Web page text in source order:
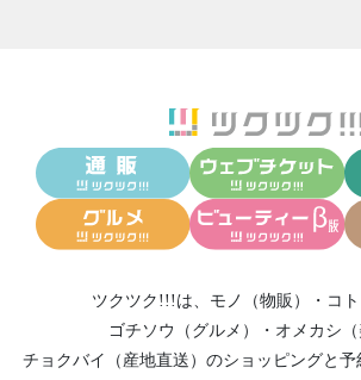
ツクツク!!!は、 モノ（物販） ・ コ
ゴチソウ（グルメ）
・ オメカシ（
チョクバイ（産地直送） のショッピングと予